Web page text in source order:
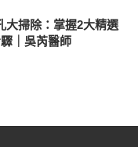
大掃除：掌握2大精選
｜吳芮醫師